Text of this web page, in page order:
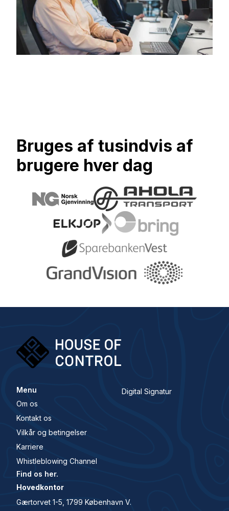
Bruges af tusindvis af
brugere hver dag
Menu
Om os
Kontakt os
Vilkår og betingelser
Karriere
Whistleblowing Channel
Digital Signatur
Find os her.
Hovedkontor
Gærtorvet 1-5, 1799 København V.